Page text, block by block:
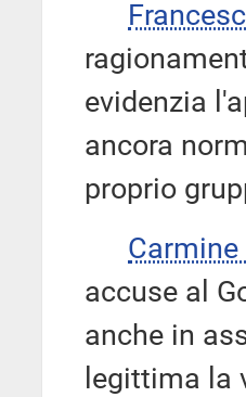
evidenzia
ancora
proprio
Carmine
accuse al
anche in
legittima la